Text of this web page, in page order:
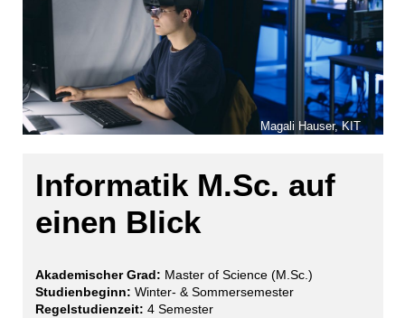
Magali Hauser, KIT
Informatik M.Sc. auf
einen Blick
Akademischer Grad: Master of Science (M.Sc.)
Studienbeginn: Winter- & Sommersemester
Regelstudienzeit: 4 Semester